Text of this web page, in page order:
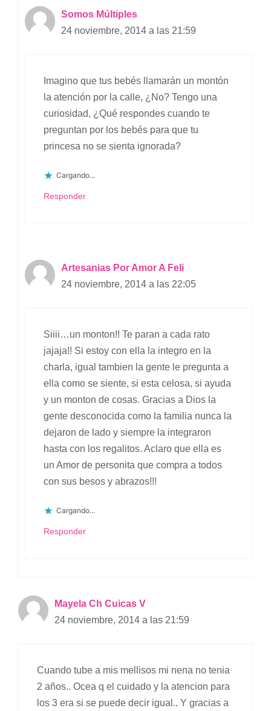
Somos Múltiples
24 noviembre, 2014 a las 21:59
Imagino que tus bebés llamarán un montón
la atención por la calle, ¿No? Tengo una
curiosidad, ¿Qué respondes cuando te
preguntan por los bebés para que tu
princesa no se sienta ignorada?
Cargando...
Responder
Artesanias Por Amor A Feli
24 noviembre, 2014 a las 22:05
Siiii…un monton!! Te paran a cada rato
jajaja!! Si estoy con ella la integro en la
charla, igual tambien la gente le pregunta a
ella como se siente, si esta celosa, si ayuda
y un monton de cosas. Gracias a Dios la
gente desconocida como la familia nunca la
dejaron de lado y siempre la integraron
hasta con los regalitos. Aclaro que ella es
un Amor de personita que compra a todos
con sus besos y abrazos!!!
Cargando...
Responder
Mayela Ch Cuicas V
24 noviembre, 2014 a las 21:59
Cuando tube a mis mellisos mi nena no tenia
2 años.. Ocea q el cuidado y la atencion para
los 3 era si se puede decir igual.. Y gracias a